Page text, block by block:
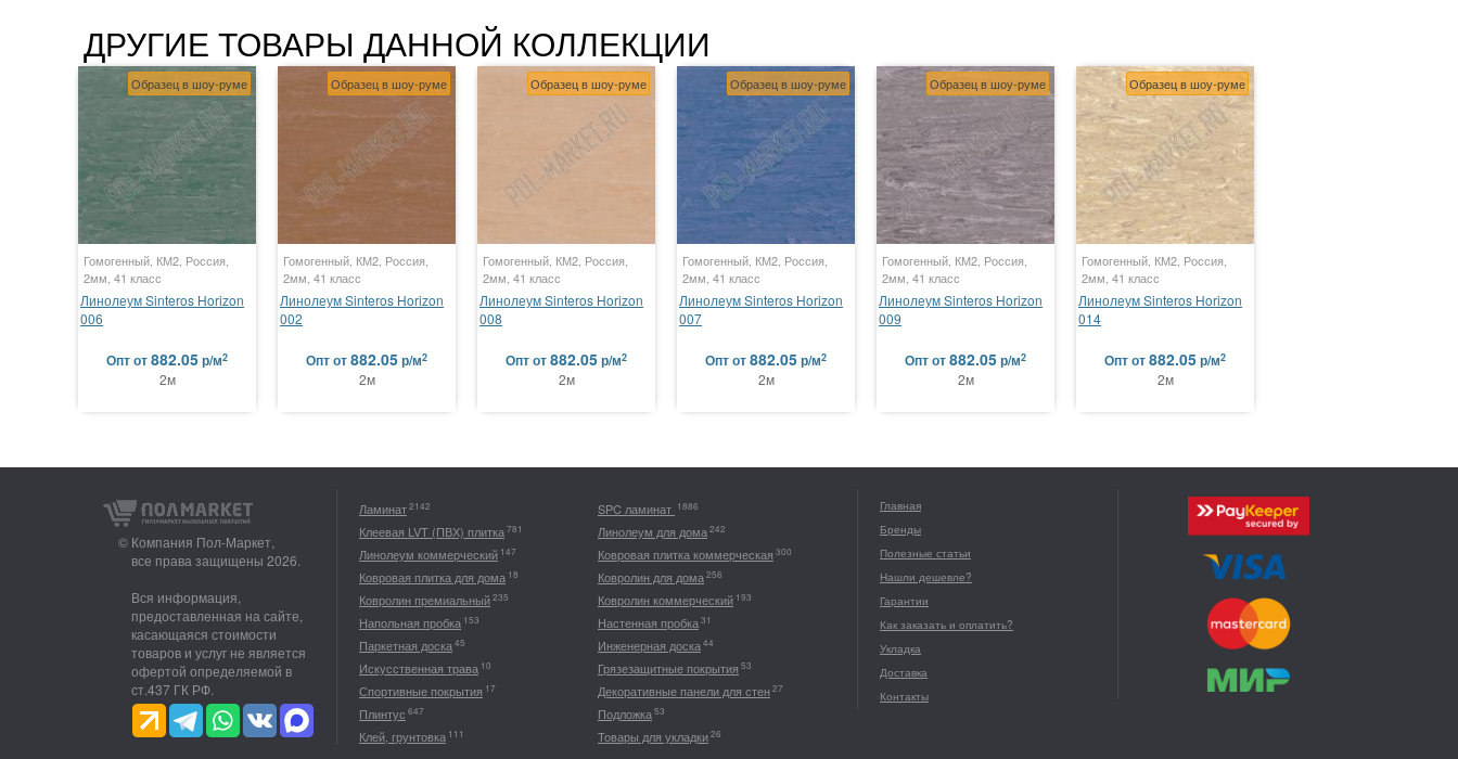
ДРУГИЕ ТОВАРЫ ДАННОЙ КОЛЛЕКЦИИ
Образец в шоу-руме
Гомогенный, КМ2, Россия,
2мм, 41 класс
Линолеум Sinteros Horizon
006
Оптот882.05р/м2
2м
Образец в шоу-руме
Гомогенный, КМ2, Россия,
2мм, 41 класс
Линолеум Sinteros Horizon
002
Оптот882.05р/м2
2м
Образец в шоу-руме
Гомогенный, КМ2, Россия,
2мм, 41 класс
Линолеум Sinteros Horizon
008
Оптот882.05р/м2
2м
Образец в шоу-руме
Гомогенный, КМ2, Россия,
2мм, 41 класс
Линолеум Sinteros Horizon
007
Оптот882.05р/м2
2м
Образец в шоу-руме
Гомогенный, КМ2, Россия,
2мм, 41 класс
Линолеум Sinteros Horizon
009
Оптот882.05р/м2
2м
Образец в шоу-руме
Гомогенный, КМ2, Россия,
2мм, 41 класс
Линолеум Sinteros Horizon
014
Оптот882.05р/м2
2м
© Компания Пол-Маркет,
все права защищены 2026.
Вся информация,
предоставленная на сайте,
касающаяся стоимости
товаров и услуг не является
офертой определяемой в
ст.437 ГК РФ.
Ламинат2142 SPC ламинат 1886
Клеевая LVT (ПВХ) плитка781 Линолеум для дома242
Линолеум коммерческий 147 Ковровая плитка коммерческая 300
Ковровая плитка для дома 18 Ковролин для дома256
Ковролин премиальный235 Ковролин коммерческий 193
Напольная пробка 153 Настенная пробка31
Паркетная доска45 Инженерная доска44
Искусственная трава 10 Грязезащитные покрытия 53
Спортивные покрытия 17 Декоративные панели для стен27
Плинтус 647 Подложка53
Клей, грунтовка 111 Товары для укладки26
Главная
Бренды
Полезные статьи
Нашли дешевле?
Гарантии
Как заказать и оплатить?
Укладка
Доставка
Контакты